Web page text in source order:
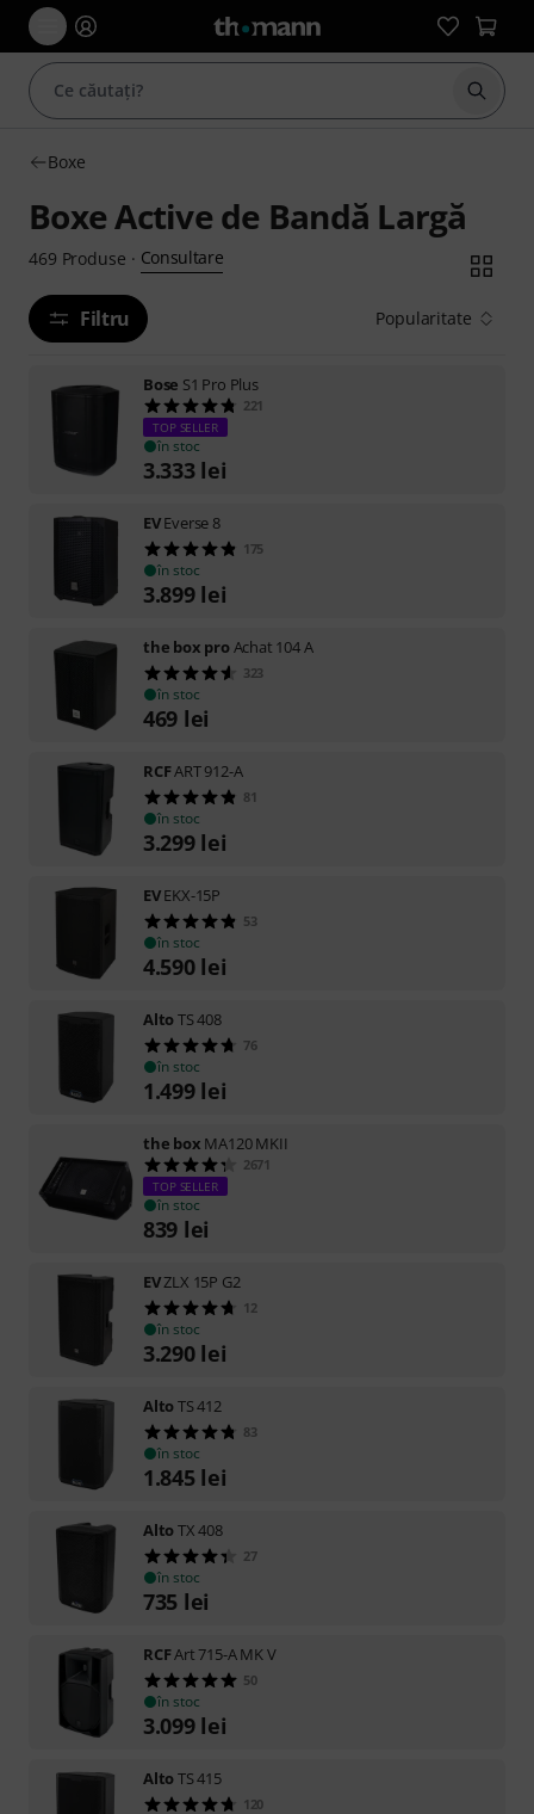
Boxe
Boxe Active de Bandă Largă
469 Produse · Consultare
Filtru Popularitate
Bose S1 Pro Plus
221
TOP SELLER
în stoc
3.333 lei
EVEverse 8
175
în stoc
3.899 lei
the box proAchat 104 A
323
în stoc
469 lei
RCFART 912-A
81
în stoc
3.299 lei
EVEKX-15P
53
în stoc
4.590 lei
AltoTS 408
76
în stoc
1.499 lei
the box MA120 MKII
2671
TOP SELLER
în stoc
839 lei
EVZLX 15P G2
12
în stoc
3.290 lei
AltoTS 412
83
în stoc
1.845 lei
AltoTX 408
27
în stoc
735 lei
RCFArt 715-A MK V
50
în stoc
3.099 lei
AltoTS 415
120